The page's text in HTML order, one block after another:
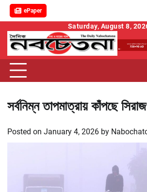
ePaper
content
Saturday, August 8,
সর্বনিম্ন তাপমাত্রায় কাঁপছে
Posted on January 4, 2026 by